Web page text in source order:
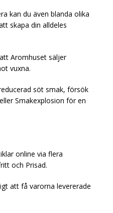
kan du även blanda olika
skapa din alldeles
Aromhuset säljer
vuxna.
söt smak, försök
Smakexplosion för en
online via flera
och Prisad.
att få varorna levererade